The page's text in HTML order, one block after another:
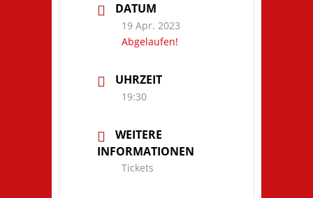
DATUM
19 Apr. 2023
Abgelaufen!
UHRZEIT
19:30
WEITERE
INFORMATIONEN
Tickets